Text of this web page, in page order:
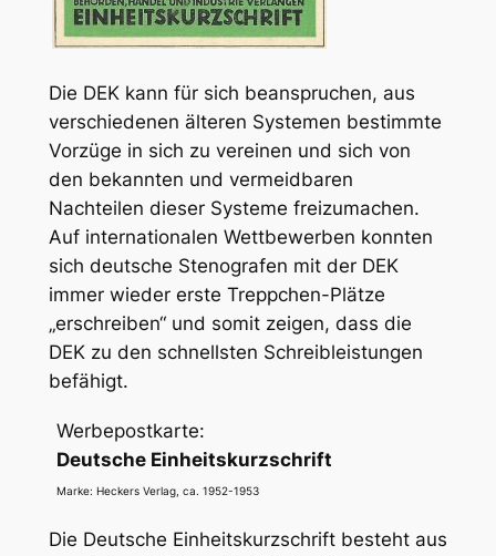
Die DEK kann für sich beanspruchen, aus
verschiedenen älteren Systemen bestimmte
Vorzüge in sich zu vereinen und sich von
den bekannten und vermeidbaren
Nachteilen dieser Systeme freizumachen.
Auf internationalen Wettbewerben konnten
sich deutsche Stenografen mit der DEK
immer wieder erste Treppchen-Plätze
„erschreiben“ und somit zeigen, dass die
DEK zu den schnellsten Schreibleistungen
befähigt.
Werbepostkarte:
Deutsche Einheitskurzschrift
Marke: Heckers Verlag, ca. 1952-1953
Die Deutsche Einheitskurzschrift besteht aus